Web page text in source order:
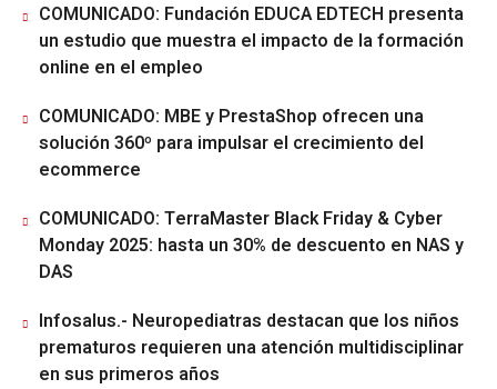
COMUNICADO: Fundación EDUCA EDTECH presenta
un estudio que muestra el impacto de la formación
online en el empleo
COMUNICADO: MBE y PrestaShop ofrecen una
solución 360º para impulsar el crecimiento del
ecommerce
COMUNICADO: TerraMaster Black Friday & Cyber
Monday 2025: hasta un 30% de descuento en NAS y
DAS
Infosalus.- Neuropediatras destacan que los niños
prematuros requieren una atención multidisciplinar
en sus primeros años